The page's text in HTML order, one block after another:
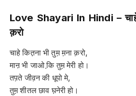
Love Shayari In Hindi –
क़रो
चाहे कित़ना भी तुम़ म़ना क़रो,
माऩ भी जाओ कि़ तुम़ मेरी हो।
तप़ते जीव़न की धूपो मे,
तुम़ शीतल छाव घ़नेरी हो।